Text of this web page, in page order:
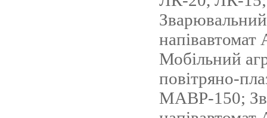
Зварювальний
Мобільний
повітряно-
МАВР-150;